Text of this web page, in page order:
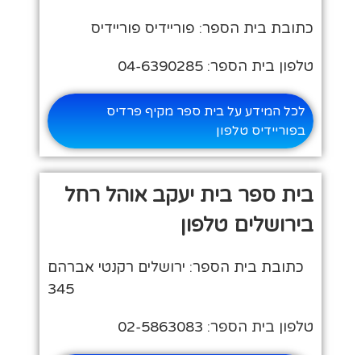
כתובת בית הספר: פוריידיס פוריידיס
טלפון בית הספר: 04-6390285
לכל המידע על בית ספר מקיף פרדיס
בפוריידיס טלפון
בית ספר בית יעקב אוהל רחל
בירושלים טלפון
כתובת בית הספר: ירושלים רקנטי אברהם
345
טלפון בית הספר: 02-5863083